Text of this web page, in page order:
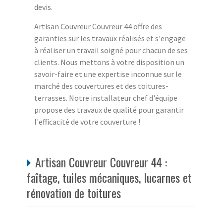
devis.
Artisan Couvreur Couvreur 44 offre des
garanties sur les travaux réalisés et s'engage
à réaliser un travail soigné pour chacun de ses
clients. Nous mettons à votre disposition un
savoir-faire et une expertise inconnue sur le
marché des couvertures et des toitures-
terrasses. Notre installateur chef d'équipe
propose des travaux de qualité pour garantir
l'efficacité de votre couverture !
Artisan Couvreur Couvreur 44 :
faîtage, tuiles mécaniques, lucarnes et
rénovation de toitures